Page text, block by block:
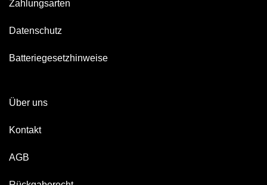
Zahlungsarten
Datenschutz
Batteriegesetzhinweise
Über uns
Kontakt
AGB